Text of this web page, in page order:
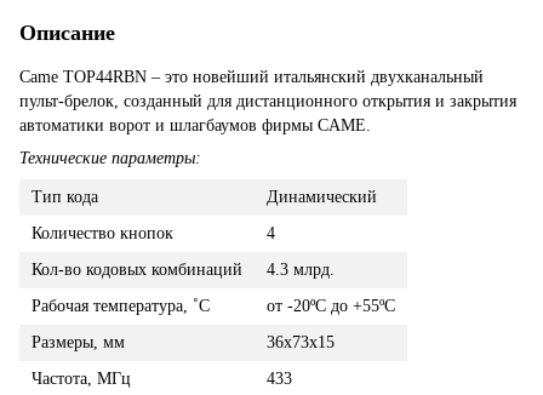
Описание
Сame TOP44RBN – это новейший итальянский двухканальный
пульт-брелок, созданный для дистанционного открытия и закрытия
автоматики ворот и шлагбаумов фирмы CAME.
Технические параметры:
Тип кода
Динамический
Количество кнопок
4
Кол-во кодовых комбинаций
4.3 млрд.
Рабочая температура, ˚С
от -20ºС до +55ºС
Размеры, мм
36x73x15
Частота, МГц
433